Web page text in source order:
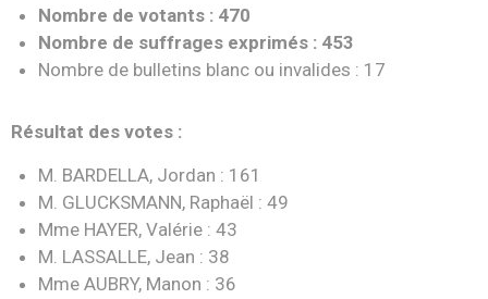
Nombre de votants : 470
Nombre de suffrages exprimés : 453
Nombre de bulletins blanc ou invalides : 17
Résultat des votes :
M. BARDELLA, Jordan : 161
M. GLUCKSMANN, Raphaël : 49
Mme HAYER, Valérie : 43
M. LASSALLE, Jean : 38
Mme AUBRY, Manon : 36